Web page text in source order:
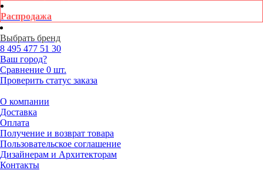
Распродажа
Выбрать бренд
8 495 477 51 30
Ваш город?
Сравнение 0 шт.
Проверить статус заказа
О компании
Доставка
Оплата
Получение и возврат товара
Пользовательское соглашение
Дизайнерам и Архитекторам
Контакты